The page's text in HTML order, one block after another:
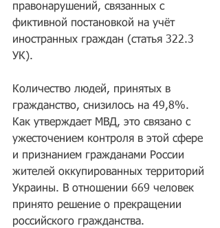
правонарушений, связанных с
фиктивной постановкой на учёт
иностранных граждан (статья 322.3
УК).
Количество людей, принятых в
гражданство, снизилось на 49,8%.
Как утверждает МВД, это связано с
ужесточением контроля в этой сфере
и признанием гражданами России
жителей оккупированных территорий
Украины. В отношении 669 человек
принято решение о прекращении
российского гражданства.